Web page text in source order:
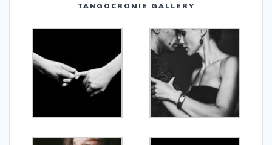
TANGOCROMIE GALLERY